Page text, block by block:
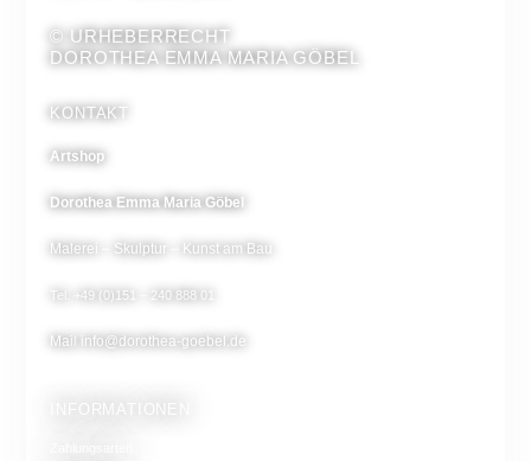
© URHEBERRECHT
DOROTHEA EMMA MARIA GÖBEL
KONTAKT
Artshop
Dorothea Emma Maria Göbel
Malerei – Skulptur – Kunst am Bau
Tel. +49 (0)151 – 240 888 01
Mail info@dorothea-goebel.de
INFORMATIONEN